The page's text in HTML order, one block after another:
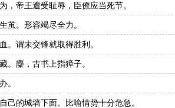
，帝王遭受耻辱，臣僚应当死节。
茧。形容竭尽全力。
。谓未交锋就取得胜利。
。麇，古书上指獐子。
。
己的城墙下面。比喻情势十分危急。